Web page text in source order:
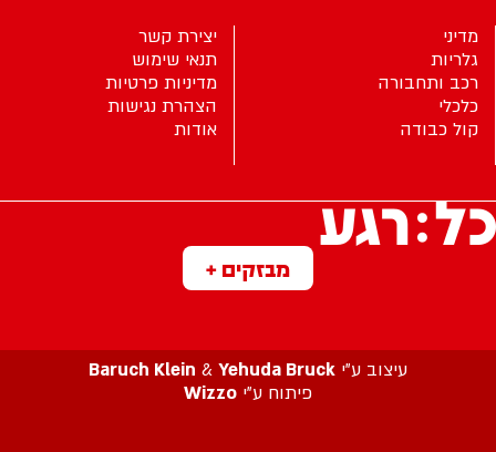
מבזקים +
מדיני
גלריות
רכב ותחבורה
כלכלי
קול כבודה
יצירת קשר
תנאי שימוש
מדיניות פרטיות
הצהרת נגישות
אודות
עיצוב ע”י Baruch Klein & Yehuda Bruck
פיתוח ע”י Wizzo